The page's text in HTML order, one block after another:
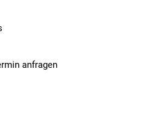
anfragen